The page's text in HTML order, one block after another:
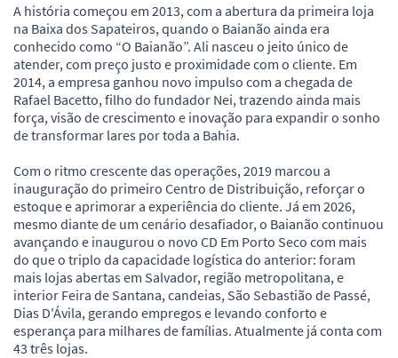
A história começou em 2013, com a abertura da primeira loja
na Baixa dos Sapateiros, quando o Baianão ainda era
conhecido como “O Baianão”. Ali nasceu o jeito único de
atender, com preço justo e proximidade com o cliente. Em
2014, a empresa ganhou novo impulso com a chegada de
Rafael Bacetto, filho do fundador Nei, trazendo ainda mais
força, visão de crescimento e inovação para expandir o sonho
de transformar lares por toda a Bahia.
Com o ritmo crescente das operações, 2019 marcou a
inauguração do primeiro Centro de Distribuição, reforçar o
estoque e aprimorar a experiência do cliente. Já em 2026,
mesmo diante de um cenário desafiador, o Baianão continuou
avançando e inaugurou o novo CD Em Porto Seco com mais
do que o triplo da capacidade logística do anterior: foram
mais lojas abertas em Salvador, região metropolitana, e
interior Feira de Santana, candeias, São Sebastião de Passé,
Dias D'Ávila, gerando empregos e levando conforto e
esperança para milhares de famílias. Atualmente já conta com
43 três lojas.